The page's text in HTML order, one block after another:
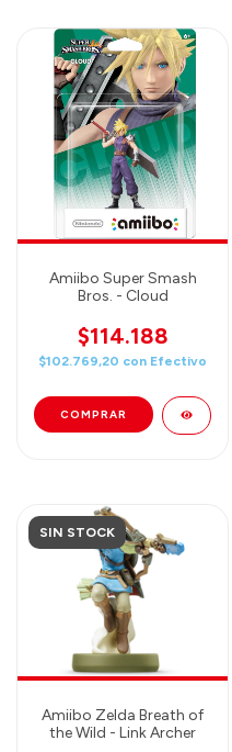
Amiibo Super Smash
Bros. - Cloud
$114.188
$102.769,20 con Efectivo
SIN STOCK
Amiibo Zelda Breath of
the Wild - Link Archer